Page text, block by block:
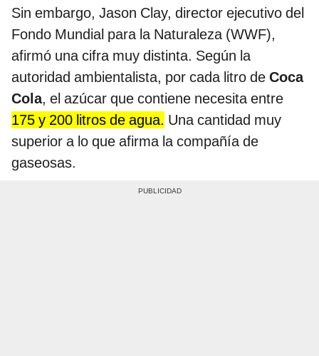
Sin embargo, Jason Clay, director ejecutivo del
Fondo Mundial para la Naturaleza (WWF),
afirmó una cifra muy distinta. Según la
autoridad ambientalista, por cada litro de Coca
Cola, el azúcar que contiene necesita entre
175 y 200 litros de agua. Una cantidad muy
superior a lo que afirma la compañía de
gaseosas.